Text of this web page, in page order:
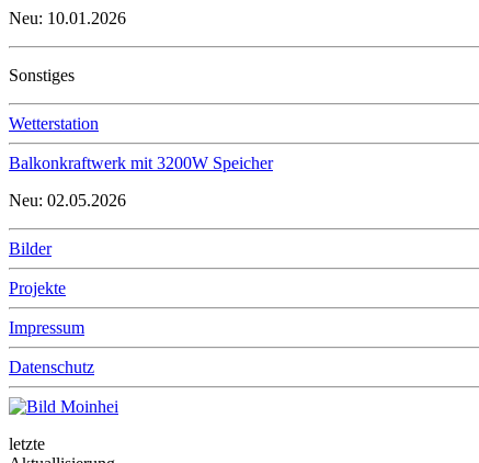
Neu: 10.01.2026
Sonstiges
Wetterstation
Balkonkraftwerk mit 3200W Speicher
Neu: 02.05.2026
Bilder
Projekte
Impressum
Datenschutz
letzte